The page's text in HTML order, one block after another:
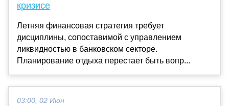
кризисе
Летняя финансовая стратегия требует
дисциплины, сопоставимой с управлением
ликвидностью в банковском секторе.
Планирование отдыха перестает быть вопр...
03:00, 02 Июн